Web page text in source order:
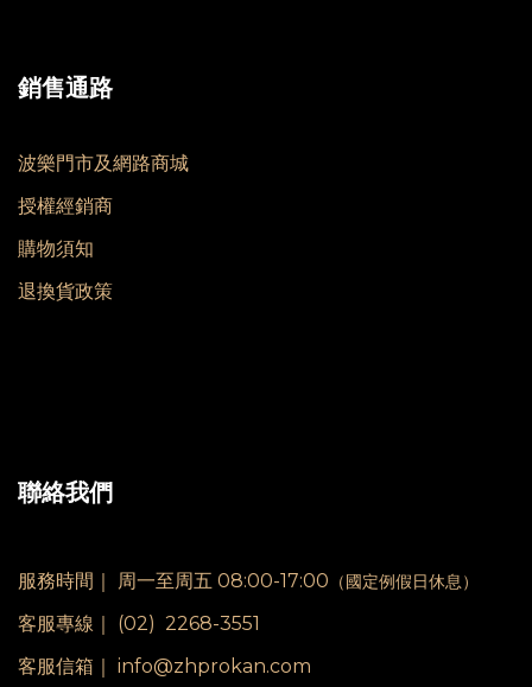
銷售通路
波樂門市及網路商城
授權經銷商
購物須知
退換貨政策
聯絡我們
服務時間｜ 周一至周五 08:00-17:00 （國定例假日休息）
客服專線｜ (02) 2268-3551
客服信箱｜ info@zhprokan.com